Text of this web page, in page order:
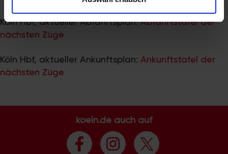
analysieren. Außerdem geben wir Informationen zu Ihrer
Verwendung unserer Website an unsere Partner für
soziale Medien, Werbung und Analysen weiter. Unsere
weiteren Daten zusammen, die Sie ihnen bereitgestellt
haben oder die sie im Rahmen Ihrer Nutzung der Dienste
Köln Hbf, aktueller Abfahrtsplan:Abfahrtstafel der
nächsten Züge
Köln Hbf, aktueller Ankunftsplan: Ankunftstafel der
nächsten Züge
koeln.de auch auf